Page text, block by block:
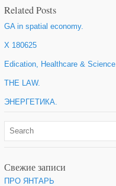
Related Posts
GA in spatial economy.
X 180625
Edication, Healthcare & Science.
THE LAW.
ЭНЕРГЕТИКА.
Свежие записи
ПРО ЯНТАРЬ